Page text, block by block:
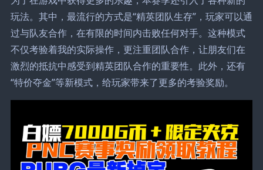
玩法。其中，最流行的方式是“精英团队生存”，玩家可以通
过与队友合作，在有限的时间内击败任何对手。这种模式
不仅考验着我的实际操作，更注重团队合作，让朋友们在
激烈的抵抗中感受到精英团队合作的重要性。此外，还有
“特价夺金”等新模式，给玩家带来了更多的考验奖励。